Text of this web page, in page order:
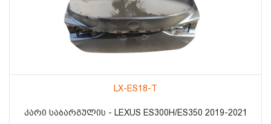
LX-ES18-T
ᲙᲐᲠᲘ ᲡᲐᲑᲐᲠᲒᲣᲚᲘᲡ - LEXUS ES300H/ES350 2019-2021